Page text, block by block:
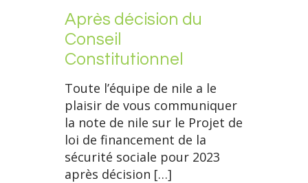
Après décision du
Conseil
Constitutionnel
Toute l’équipe de nile a le
plaisir de vous communiquer
la note de nile sur le Projet de
loi de financement de la
sécurité sociale pour 2023
après décision […]